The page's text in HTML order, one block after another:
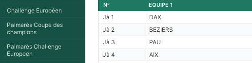
Challenge Européen
Palmarès Coupe des
champions
Palmarès Challenge
Europeen
N°
EQUIPE 1
Jà 1 DAX
Jà 2
BEZIERS
Jà 3
PAU
Jà 4
AIX